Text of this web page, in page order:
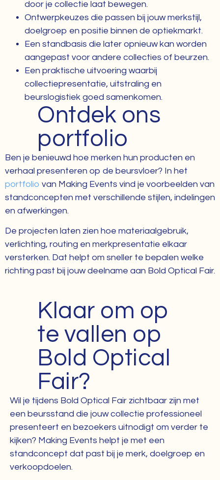
door je collectie laat bewegen.
Ontwerpkeuzes die passen bij jouw merkstijl,
doelgroep en positie binnen de optiekmarkt.
Een standbasis die later opnieuw kan worden
aangepast voor andere collecties of beurzen.
Een praktische uitvoering waarbij
collectiepresentatie, uitstraling en
beurslogistiek goed samenkomen.
Ontdek ons
portfolio
Ben je benieuwd hoe merken hun producten en
verhaal presenteren op de beursvloer? In het
portfolio van Making Events vind je voorbeelden van
standconcepten met verschillende stijlen, indelingen
en afwerkingen.
De projecten laten zien hoe materiaalgebruik,
verlichting, routing en merkpresentatie elkaar
versterken. Dat helpt om sneller te bepalen welke
richting past bij jouw deelname aan Bold Optical Fair.
Klaar om op
te vallen op
Bold Optical
Fair?
Wil je tijdens Bold Optical Fair zichtbaar zijn met
een beursstand die jouw collectie professioneel
presenteert en bezoekers uitnodigt om verder te
kijken? Making Events helpt je met een
standconcept dat past bij je merk, doelgroep en
verkoopdoelen.